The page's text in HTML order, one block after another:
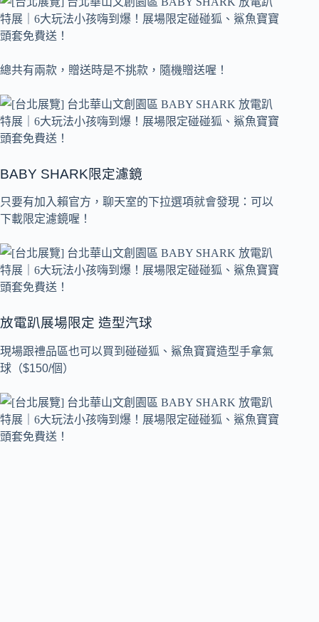
總共有兩款，贈送時是不挑款，隨機贈送喔！
BABY SHARK限定濾鏡
只要有加入賴官方，聊天室的下拉選項就會發現：可以
下載限定濾鏡喔！
放電趴展場限定 造型汽球
現場跟禮品區也可以買到碰碰狐、鯊魚寶寶造型手拿氣
球（$150/個）